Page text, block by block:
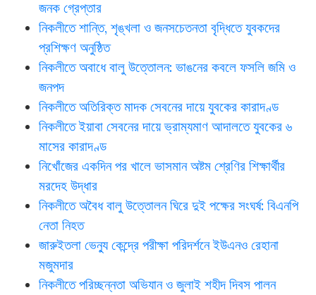
জনক গ্রেপ্তার
নিকলীতে শান্তি, শৃঙ্খলা ও জনসচেতনতা বৃদ্ধিতে যুবকদের
প্রশিক্ষণ অনুষ্ঠিত
নিকলীতে অবাধে বালু উত্তোলন: ভাঙনের কবলে ফসলি জমি ও
জনপদ
নিকলীতে অতিরিক্ত মাদক সেবনের দায়ে যুবকের কারাদণ্ড
নিকলীতে ইয়াবা সেবনের দায়ে ভ্রাম্যমাণ আদালতে যুবকের ৬
মাসের কারাদণ্ড
নিখোঁজের একদিন পর খালে ভাসমান অষ্টম শ্রেণির শিক্ষার্থীর
মরদেহ উদ্ধার
নিকলীতে অবৈধ বালু উত্তোলন ঘিরে দুই পক্ষের সংঘর্ষ: বিএনপি
নেতা নিহত
জারুইতলা ভেন্যু কেন্দ্রে পরীক্ষা পরিদর্শনে ইউএনও রেহানা
মজুমদার
নিকলীতে পরিচ্ছন্নতা অভিযান ও জুলাই শহীদ দিবস পালন